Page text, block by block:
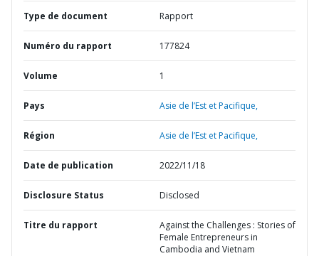
Type de document Rapport
Numéro du rapport 177824
Volume 1
Pays Asie de l’Est et Pacifique,
Région Asie de l’Est et Pacifique,
Date de publication 2022/11/18
Disclosure Status Disclosed
Titre du rapport
Against the Challenges : Stories of
Female Entrepreneurs in
Cambodia and Vietnam